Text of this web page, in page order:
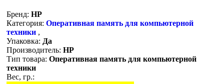
Бренд: HP
Категория: Оперативная память для компьютерной
техники ,
Упаковка: Да
Производитель: HP
Тип товара: Оперативная память для компьютерной
техники
Вес, гр.: